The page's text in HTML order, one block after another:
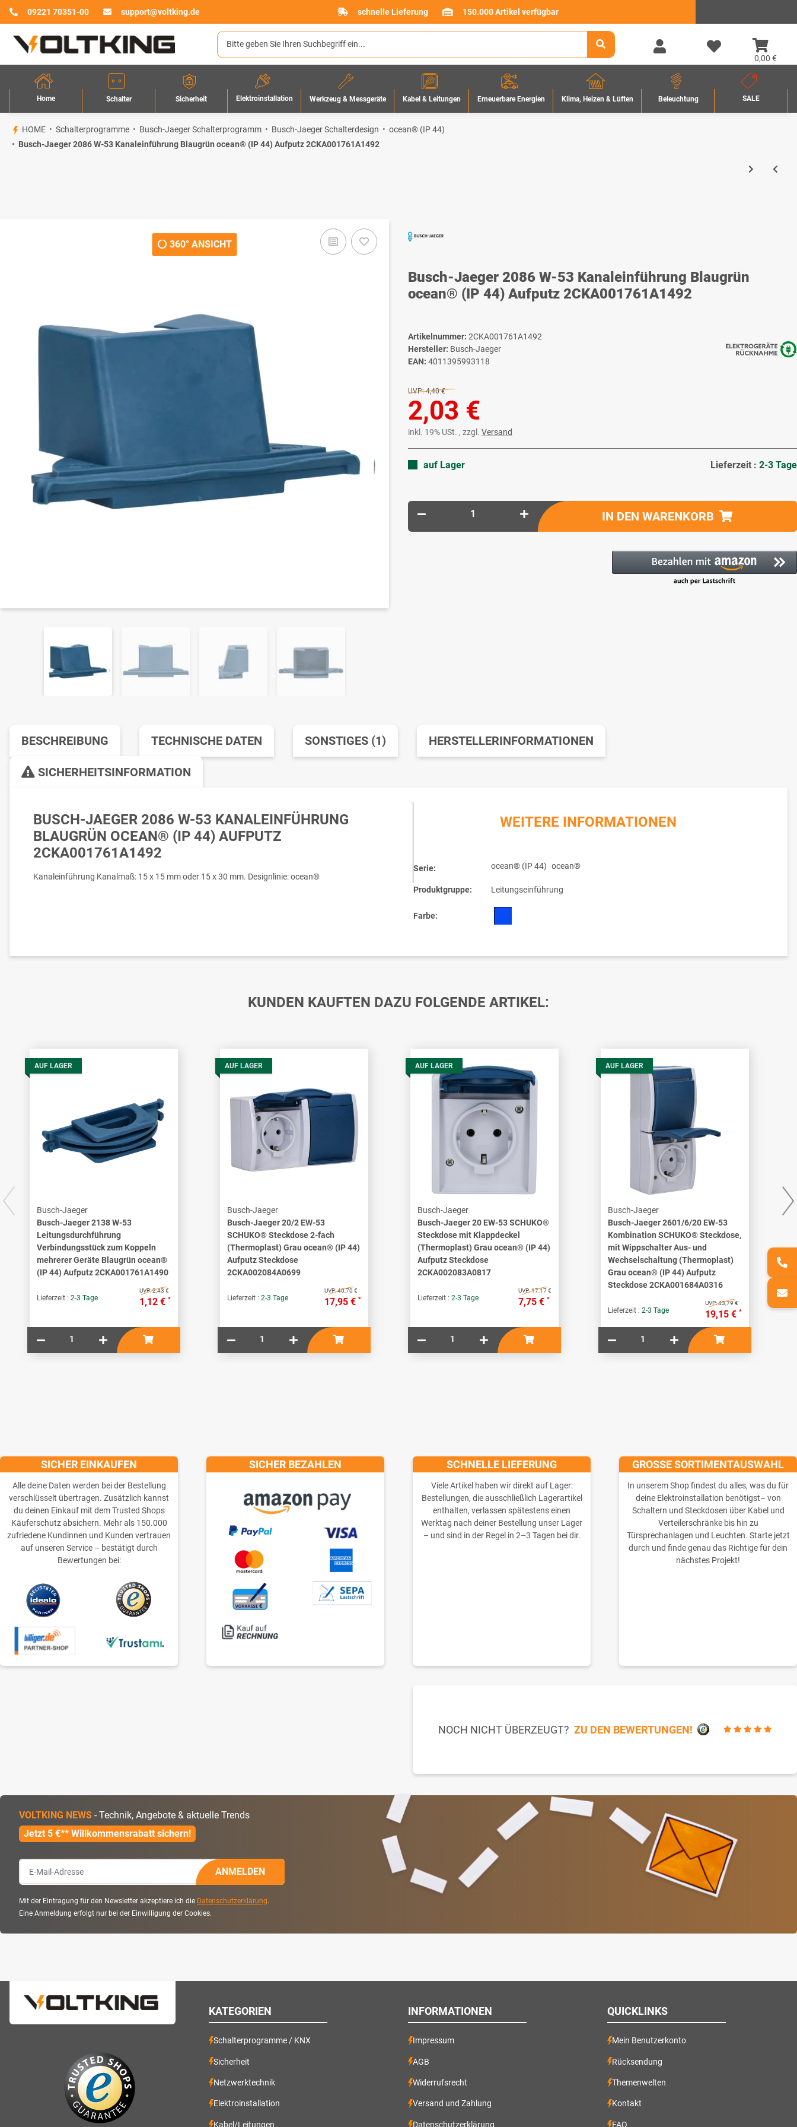
09221 70351-00 support@voltking.de schnelle Lieferung 150.000 Artikel verfügbar
0,00 €
Home Schalter Sicherheit Elektroinstallation Werkzeug & Messgeräte Kabel & Leitungen Erneuerbare Energien Klima, Heizen & Lüften Beleuchtung SALE
HOME Schalterprogramme Busch-Jaeger Schalterprogramm Busch-Jaeger Schalterdesign
ocean® (IP 44)
Busch-Jaeger 2086 W-53 Kanaleinführung Blaugrün ocean® (IP 44) Aufputz 2CKA001761A1492
360° ANSICHT
Busch-Jaeger 2086 W-53 Kanaleinführung Blaugrün
ocean® (IP 44) Aufputz 2CKA001761A1492
Artikelnummer: 2CKA001761A1492
Hersteller: Busch-Jaeger
EAN: 4011395993118
UVP: 4,40 €
2,03 €
inkl. 19% USt. , zzgl. Versand
auf Lager Lieferzeit : 2-3 Tage
IN DEN WARENKORB
BESCHREIBUNG TECHNISCHE DATEN SONSTIGES (1) HERSTELLERINFORMATIONEN
SICHERHEITSINFORMATION
BUSCH-JAEGER 2086 W-53 KANALEINFÜHRUNG
BLAUGRÜN OCEAN® (IP 44) AUFPUTZ
2CKA001761A1492
Kanaleinführung Kanalmaß: 15 x 15 mm oder 15 x 30 mm. Designlinie: ocean®
WEITERE INFORMATIONEN
Serie: ocean® (IP 44) ocean®
Produktgruppe: Leitungseinführung
Farbe:
KUNDEN KAUFTEN DAZU FOLGENDE ARTIKEL:
AUF LAGER
Busch-Jaeger
Busch-Jaeger 2138 W-53
Leitungsdurchführung
Verbindungsstück zum Koppeln
mehrerer Geräte Blaugrün ocean®
(IP 44) Aufputz 2CKA001761A1490
Lieferzeit : 2-3 Tage
UVP:2,43 €
1,12 € *
AUF LAGER
Busch-Jaeger
Busch-Jaeger 20/2 EW-53
SCHUKO® Steckdose 2-fach
(Thermoplast) Grau ocean® (IP 44)
Aufputz Steckdose
2CKA002084A0699
Lieferzeit : 2-3 Tage
UVP:40,70 €
17,95 € *
AUF LAGER
Busch-Jaeger
Busch-Jaeger 20 EW-53 SCHUKO®
Steckdose mit Klappdeckel
(Thermoplast) Grau ocean® (IP 44)
Aufputz Steckdose
2CKA002083A0817
Lieferzeit : 2-3 Tage
UVP:17,17 €
7,75 € *
AUF LAGER
Busch-Jaeger
Busch-Jaeger 2601/6/20 EW-53
Kombination SCHUKO® Steckdose,
mit Wippschalter Aus- und
Wechselschaltung (Thermoplast)
Grau ocean® (IP 44) Aufputz
Steckdose 2CKA001684A0316
Lieferzeit : 2-3 Tage
UVP:43,79 €
19,15 € *
VOLTKING NEWS - Technik, Angebote & aktuelle Trends
Jetzt 5 €** Willkommensrabatt sichern!
ANMELDEN
Mit der Eintragung für den Newsletter akzeptiere ich die Datenschutzerklärung.
Eine Anmeldung erfolgt nur bei der Einwilligung der Cookies.
SICHER EINKAUFEN
Alle deine Daten werden bei der Bestellung
verschlüsselt übertragen. Zusätzlich kannst
du deinen Einkauf mit dem Trusted Shops
Käuferschutz absichern. Mehr als 150.000
zufriedene Kundinnen und Kunden vertrauen
auf unseren Service – bestätigt durch
Bewertungen bei:
SICHER BEZAHLEN SCHNELLE LIEFERUNG
Viele Artikel haben wir direkt auf Lager:
Bestellungen, die ausschließlich Lagerartikel
enthalten, verlassen spätestens einen
Werktag nach deiner Bestellung unser Lager
– und sind in der Regel in 2–3 Tagen bei dir.
GROSSE SORTIMENTAUSWAHL
In unserem Shop findest du alles, was du für
deine Elektroinstallation benötigst– von
Schaltern und Steckdosen über Kabel und
Verteilerschränke bis hin zu
Türsprechanlagen und Leuchten. Starte jetzt
durch und finde genau das Richtige für dein
nächstes Projekt!
NOCH NICHT ÜBERZEUGT? ZU DEN BEWERTUNGEN!
KATEGORIEN
Schalterprogramme / KNX
Sicherheit
Netzwerktechnik
Elektroinstallation
Kabel/Leitungen
INFORMATIONEN
Impressum
AGB
Widerrufsrecht
Versand und Zahlung
Datenschutzerklärung
QUICKLINKS
Mein Benutzerkonto
Rücksendung
Themenwelten
Kontakt
FAQ